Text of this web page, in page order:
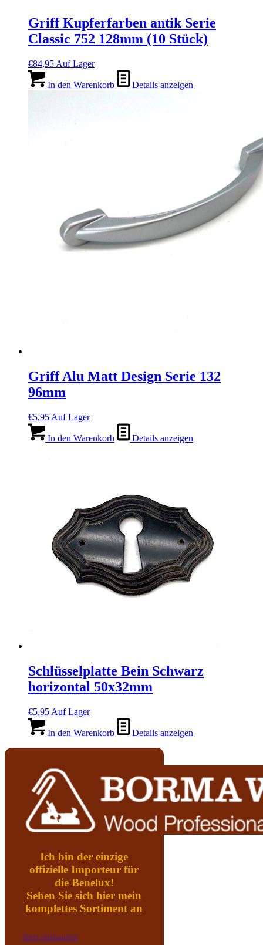
Griff Kupferfarben antik Serie
Classic 752 128mm (10 Stück)
€84,95 Auf Lager
In den Warenkorb Details anzeigen
Griff Alu Matt Design Serie 132
96mm
€5,95 Auf Lager
In den Warenkorb Details anzeigen
Schlüsselplatte Bein Schwarz
horizontal 50x32mm
€5,95 Auf Lager
In den Warenkorb Details anzeigen
Ich bin der einzige
offizielle Importeur für
die Benelux!
Sehen Sie sich hier mein
komplettes Sortiment an
Jetzt einkaufen